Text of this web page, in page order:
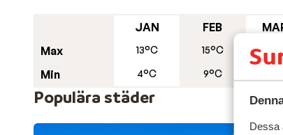
Dessa
Bekväm semester vid en av Atlantens
När du reser med Sunweb till Agadir bor du
Marocko är prisvärt och du bor på
sitt populära nöjesliv och modebutiker. Allt
vindsurfa eller rida kamel. Vill du spela golf
Max
Min
JAN
13°C
4°C
FEB
15°C
9°C
Populära städer